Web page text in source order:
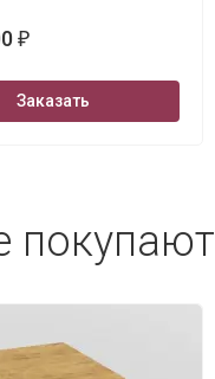
₽
Заказать
покупают